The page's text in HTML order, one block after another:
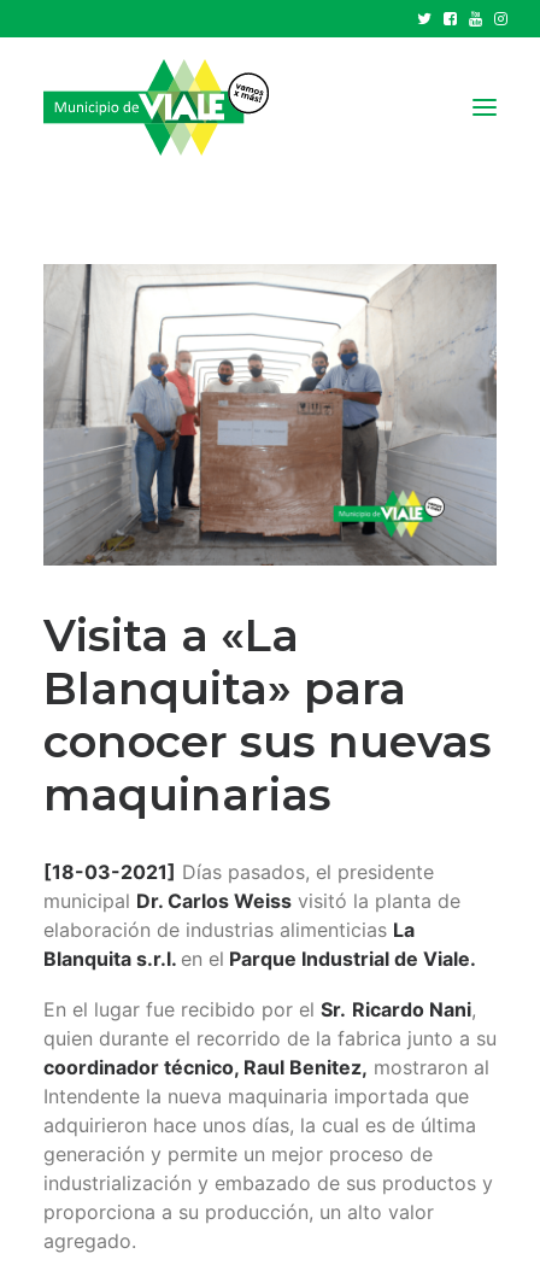
GOBIERNO
HCD
TRÁMITES Y SERVICIOS
PARQUE INDUSTRIAL
RECAUDACIONES
Visita a «La
Blanquita» para
conocer sus nuevas
maquinarias
[18-03-2021] Días pasados, el presidente
municipal Dr. Carlos Weiss visitó la planta de
elaboración de industrias alimenticias La
Blanquita s.r.l. en el Parque Industrial de Viale.
En el lugar fue recibido por el Sr. Ricardo Nani,
quien durante el recorrido de la fabrica junto a su
coordinador técnico, Raul Benitez, mostraron al
Intendente la nueva maquinaria importada que
adquirieron hace unos días, la cual es de última
generación y permite un mejor proceso de
industrialización y embazado de sus productos y
proporciona a su producción, un alto valor
agregado.